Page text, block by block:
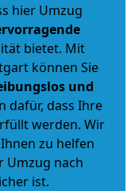
hier Umzug
bietet. Mit
können Sie
und
dafür, dass Ihre
werden. Wir
zu helfen
Umzug nach
ist.